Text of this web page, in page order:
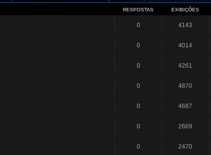
RESPOSTAS EXIBIÇÕES
0 4143
0 4014
0 4261
0 4870
0 4687
0 2669
0 2470